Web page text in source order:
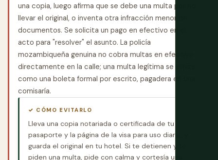
una copia, luego afirma que se debe una multa por no
llevar el original, o inventa otra infracción menor de
documentos. Se solicita un pago en efectivo en el
acto para "resolver" el asunto. La policía
mozambiqueña genuina no cobra multas en efectivo
directamente en la calle; una multa legítima se emite
como una boleta formal por escrito, pagadera en una
comisaría.
✓ CÓMO EVITARLO
Lleva una copia notariada o certificada de tu
pasaporte y la página de la visa para uso diario, y
guarda el original en tu hotel. Si te detienen y te
piden una multa, pide con calma y cortesía una